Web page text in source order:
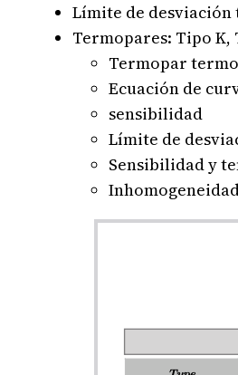
Límite de desviación
Termopares: Tipo K,
Termopar
Ecuación de
sensibilidad
Límite de
Sensibilidad y